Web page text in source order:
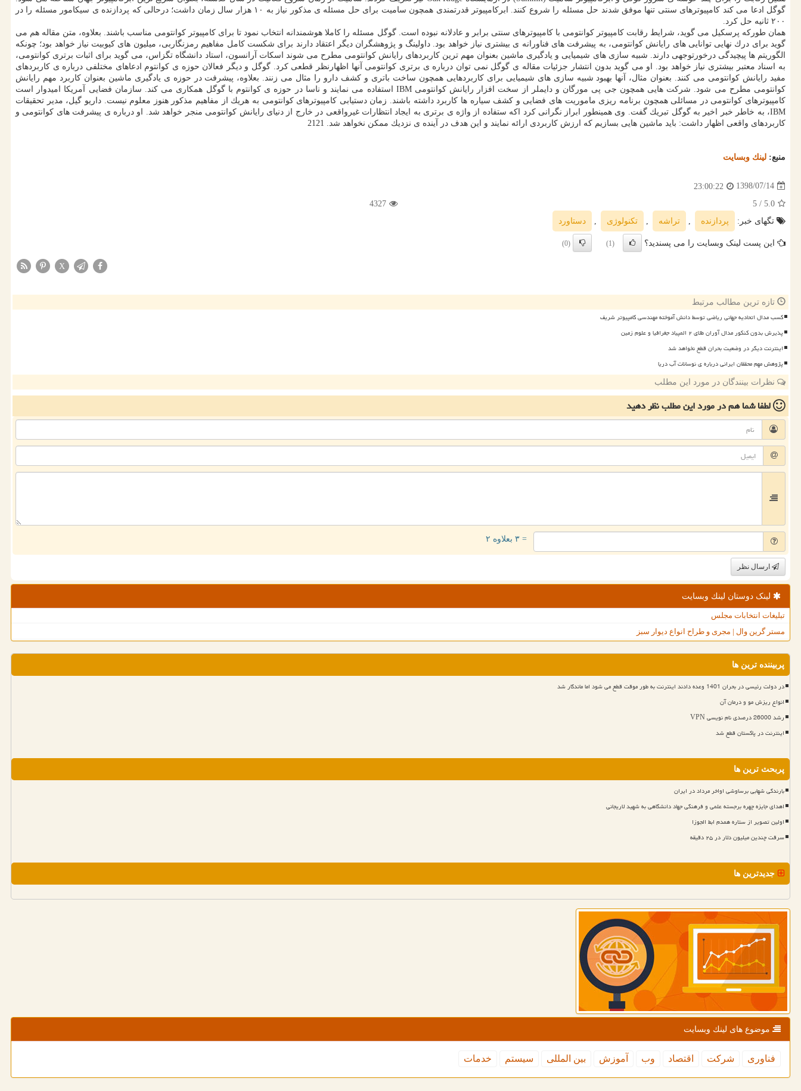
گوگل ادعا می كند كامپیوترهای سنتی تنها موفق شدند حل مسئله را شروع كنند. ابركامپیوتر قدرتمندی همچون سامیت برای حل مسئله ی مذكور نیاز به ۱۰ هزار سال زمان داشت؛ درحالی كه پردازنده ی سیكامور مسئله را در
۲۰۰ ثانیه حل كرد.
همان طوركه پرسكیل می گوید، شرایط رقابت كامپیوتر كوانتومی با كامپیوترهای سنتی برابر و عادلانه نبوده است. گوگل مسئله را كاملا هوشمندانه انتخاب نمود تا برای كامپیوتر كوانتومی مناسب باشند. بعلاوه، متن مقاله هم می
گوید برای درك نهایی توانایی های رایانش كوانتومی، به پیشرفت های فناورانه ی بیشتری نیاز خواهد بود. داولینگ و پژوهشگران دیگر اعتقاد دارند برای شكست كامل مفاهیم رمزنگاربی، میلیون های كیوبیت نیاز خواهد بود؛ چونكه
الگوریتم ها پیچیدگی درخورتوجهی دارند. شبیه سازی های شیمیایی و یادگیری ماشین بعنوان مهم ترین كاربردهای رایانش كوانتومی مطرح می شوند اسكات آرانسون، استاد دانشگاه تگزاس، می گوید برای اثبات برتری كوانتومی،
به اسناد معتبر بیشتری نیاز خواهد بود. او می گوید بدون انتشار جزئیات مقاله ی گوگل نمی توان درباره ی برتری كوانتومی آنها اظهارنظر قطعی كرد. گوگل و دیگر فعالان حوزه ی كوانتوم ادعاهای مختلفی درباره ی كاربردهای
مفید رایانش كوانتومی می كنند. بعنوان مثال، آنها بهبود شبیه سازی های شیمیایی برای كاربردهایی همچون ساخت باتری و كشف دارو را مثال می زنند. بعلاوه، پیشرفت در حوزه ی یادگیری ماشین بعنوان كاربرد مهم رایانش
كوانتومی مطرح می شود. شركت هایی همچون جی پی مورگان و دایملر از سخت افزار رایانش كوانتومی IBM استفاده می نمایند و ناسا در حوزه ی كوانتوم با گوگل همكاری می كند. سازمان فضایی آمریكا امیدوار است
كامپیوترهای كوانتومی در مسائلی همچون برنامه ریزی ماموریت های فضایی و كشف سیاره ها كاربرد داشته باشند. زمان دستیابی كامپیوترهای كوانتومی به هریك از مفاهیم مذكور هنوز معلوم نیست. داریو گیل، مدیر تحقیقات
IBM، به خاطر خبر اخیر به گوگل تبریك گفت. وی همینطور ابراز نگرانی كرد اكه ستفاده از واژه ی برتری به ایجاد انتظارات غیرواقعی در خارج از دنیای رایانش كوانتومی منجر خواهد شد. او درباره ی پیشرفت های كوانتومی و
كاربردهای واقعی اظهار داشت: باید ماشین هایی بسازیم كه ارزش كاربردی ارائه نمایند و این هدف در آینده ی نزدیك ممكن نخواهد شد. 2121
منبع: لینك وبسایت
1398/07/14
23:00:22
5.0
/ 5
4327
تگهای خبر:
پردازنده , تراشه , تكنولوژی , دستاورد
این پست لینک وبسایت را می پسندید؟ (1)
(0)
X
تازه ترین مطالب مرتبط
کسب مدال اتحادیه جهانی ریاضی توسط دانش آموخته مهندسی کامپیوتر شریف
پذیرش بدون کنکور مدال آوران طلای ۲ المپیاد جغرافیا و علوم زمین
اینترنت دیگر در وضعیت بحران قطع نخواهد شد
پژوهش مهم محققان ایرانی درباره ی نوسانات آب دریا
نظرات بینندگان در مورد این مطلب
لطفا شما همدر مورد این مطلبنظر دهید
= ۳ بعلاوه ۲
ارسال نظر
لینک دوستان لینك وبسایت
تبلیغات انتخابات مجلس
مستر گرین وال | مجری و طراح انواع دیوار سبز
پربیننده ترین ها
در دولت رئیسی در بحران 1401 وعده دادند اینترنت به طور موقت قطع می شود اما ماندگار شد
انواع ریزش مو و درمان آن
رشد 26000 درصدی نام نویسی VPN
اینترنت در پاکستان قطع شد
پربحث ترین ها
بارندگی شهابی برساوشی اواخر مرداد در ایران
اهدای جایزه چهره برجسته علمی و فرهنگی جهاد دانشگاهی به شهید لاریجانی
اولین تصویر از ستاره همدم ابط الجوزا
سرقت چندین میلیون دلار در ۲۵ دقیقه
جدیدترین ها
موضوع های لینك وبسایت
فناوری شركت اقتصاد وب آموزش بین المللی سیستم خدمات